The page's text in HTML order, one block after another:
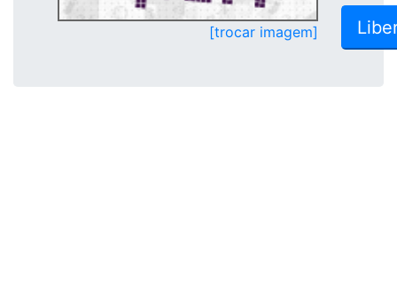
[trocar imagem]